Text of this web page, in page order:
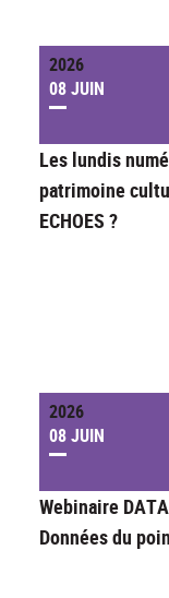
2026
08 JUIN
Les lundis
patrimoine
ECHOES ?
2026
08 JUIN
Webinaire
Données du